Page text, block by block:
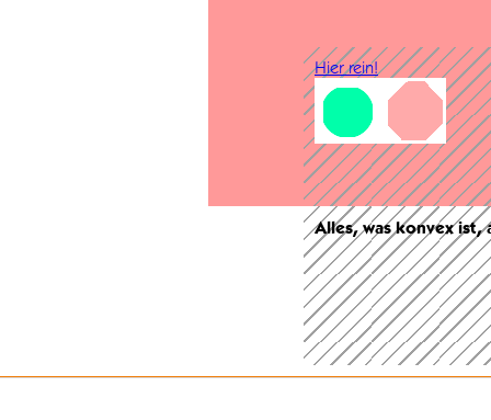
Hier rein!
Alles, was konvex